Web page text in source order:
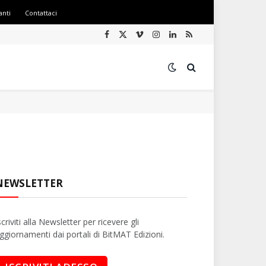
Contattaci
Facebook
X
VimeoInstagram
LinkedIn
RSS
alla Newsletter per ricevere gli
dai portali di BitMAT Edizioni.